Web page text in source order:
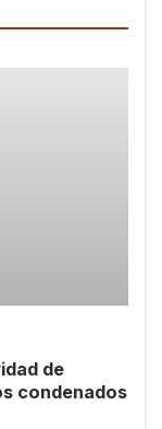
de
condenados